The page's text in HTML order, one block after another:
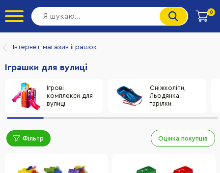
0
Інтернет-магазин іграшок
Іграшки для вулиці
Ігрові
комплекси для
вулиці
Сніжколіпи,
Льодянка,
тарілки
Фільтр Оцінка покупців